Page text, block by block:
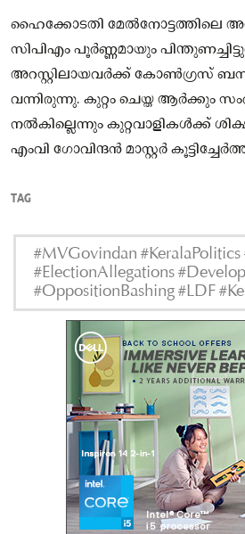
ഹൈക്കോടതി മേൽനോട്ടത്തിലെ
സിപിഎം പൂർണ്ണമായും
അറസ്റ്റിലായവർക്ക് കോൺഗ്രസ്
വന്നിരുന്നു. കുറ്റം ചെയ്ത ആർക്കും
നൽകില്ലെന്നും കുറ്റവാളികൾക്ക്
എംവി ഗോവിന്ദൻ മാസ്റ്റർ
TAG
#MVGovindan #KeralaPolitics
#ElectionAllegations
#OppositionBashing #LDF